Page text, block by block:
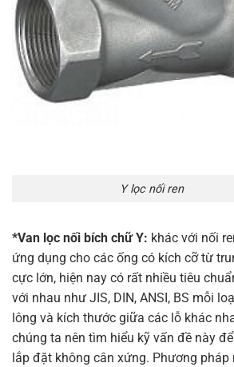
Y lọc nối ren
*Van lọc nối bích chữ Y: khác với nối
ứng dụng cho các ống có kích cỡ từ
cực lớn, hiện nay có rất nhiều tiêu
với nhau như JIS, DIN, ANSI, BS mỗi
lông và kích thước giữa các lỗ khác
chúng ta nên tìm hiểu kỹ vấn đề này
lắp đặt không cân xứng. Phương